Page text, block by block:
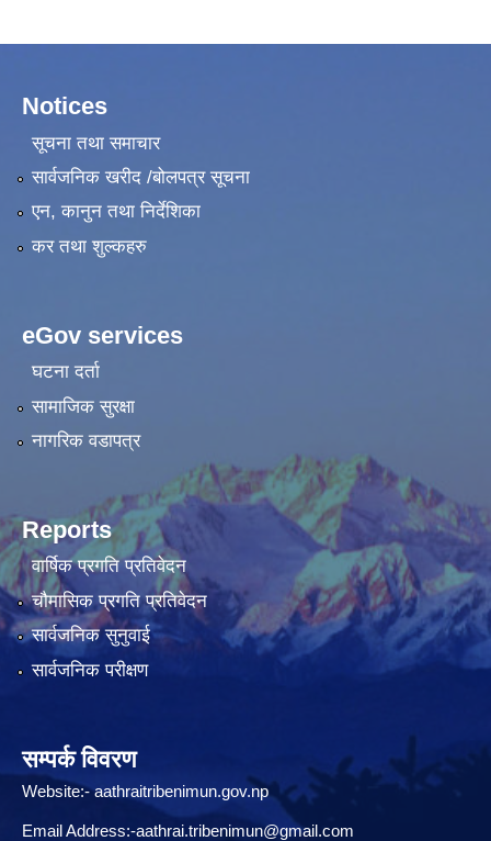
Notices
सूचना तथा समाचार
सार्वजनिक खरीद /बोलपत्र सूचना
एन, कानुन तथा निर्देशिका
कर तथा शुल्कहरु
eGov services
घटना दर्ता
सामाजिक सुरक्षा
नागरिक वडापत्र
Reports
वार्षिक प्रगति प्रतिवेदन
चौमासिक प्रगति प्रतिवेदन
सार्वजनिक सुनुवाई
सार्वजनिक परीक्षण
सम्पर्क विवरण
Website:-aathraitribenimun.gov.np
Email Address:-aathrai.tribenimun@gmail.com